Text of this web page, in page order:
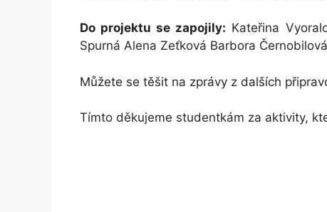
Do projektu se zapojily: Kateřina
Spurná Alena Zeťková Barbora
Můžete se těšit na zprávy z dalších
Tímto děkujeme studentkám za aktivity,